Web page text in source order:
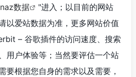
数据
"进入；以目前的网站
以爱站数据为准，更多网站价值
– 谷歌插件的访问速度、搜索
用户体验等；当然要评估一个站
要根据您自身的需求以及需要，